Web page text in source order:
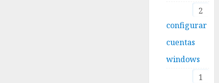
2
configurar
cuentas
windows
1